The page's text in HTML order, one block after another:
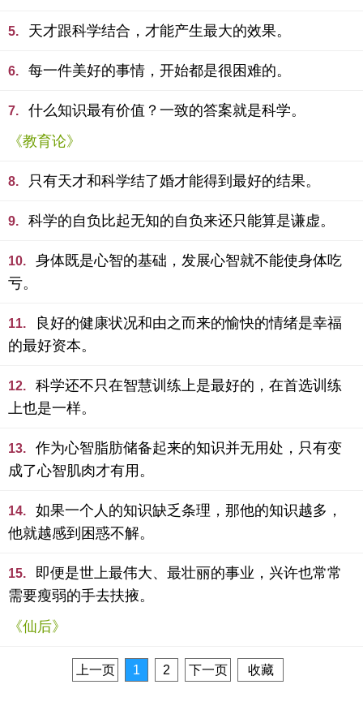
5. 天才跟科学结合，才能产生最大的效果。
6. 每一件美好的事情，开始都是很困难的。
7.
什么知识最有价值？一致的答案就是科学。
《教育论》
8. 只有天才和科学结了婚才能得到最好的结果。
9. 科学的自负比起无知的自负来还只能算是谦虚。
10.
身体既是心智的基础，发展心智就不能使身体吃
亏。
11.
良好的健康状况和由之而来的愉快的情绪是幸福
的最好资本。
12.
科学还不只在智慧训练上是最好的，在首选训练
上也是一样。
13.
作为心智脂肪储备起来的知识并无用处，只有变
成了心智肌肉才有用。
14.
如果一个人的知识缺乏条理，那他的知识越多，
他就越感到困惑不解。
15.
即便是世上最伟大、最壮丽的事业，兴许也常常
需要瘦弱的手去扶掖。
《仙后》
上一页 1 2 下一页 收藏